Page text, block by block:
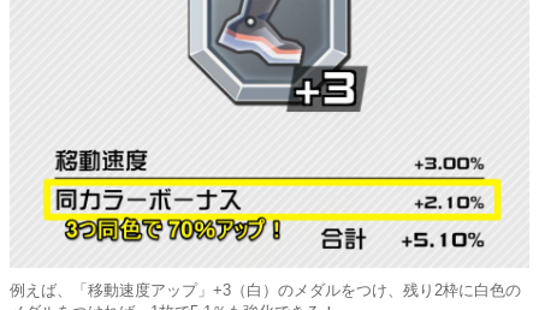
例えば、「移動速度アップ」+3（白）のメダルをつけ、残り2枠に白色の